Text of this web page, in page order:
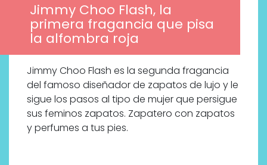
Jimmy Choo Flash, la
primera fragancia que pisa
la alfombra roja
Jimmy Choo Flash es la segunda fragancia
del famoso diseñador de zapatos de lujo y le
sigue los pasos al tipo de mujer que persigue
sus feminos zapatos. Zapatero con zapatos
y perfumes a tus pies.